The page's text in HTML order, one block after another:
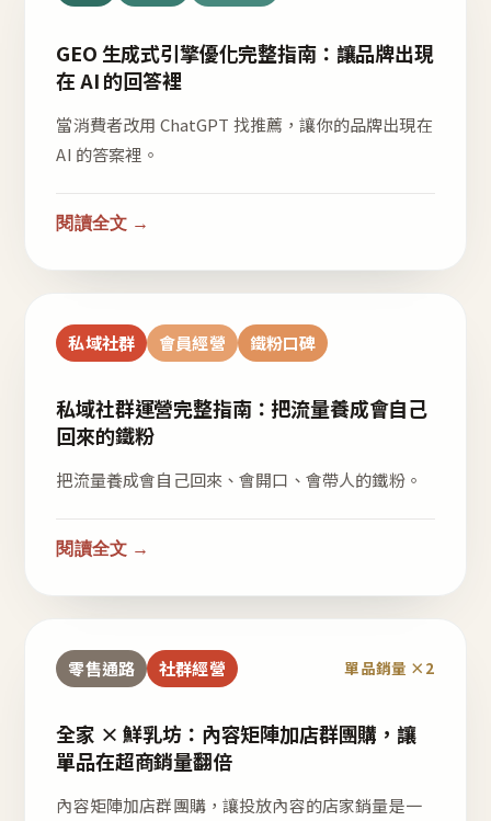
GEO 生成式引擎優化完整指南：讓品牌出現
在 AI 的回答裡
當消費者改用 ChatGPT 找推薦，讓你的品牌出現在
AI 的答案裡。
閱讀全文 →
私域社群 會員經營 鐵粉口碑
私域社群運營完整指南：把流量養成會自己
回來的鐵粉
把流量養成會自己回來、會開口、會帶人的鐵粉。
閱讀全文 →
零售通路 社群經營 單品銷量 ×2
全家 × 鮮乳坊：內容矩陣加店群團購，讓
單品在超商銷量翻倍
內容矩陣加店群團購，讓投放內容的店家銷量是一